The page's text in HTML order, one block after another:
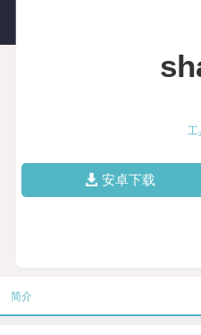
工
安卓下载
简介